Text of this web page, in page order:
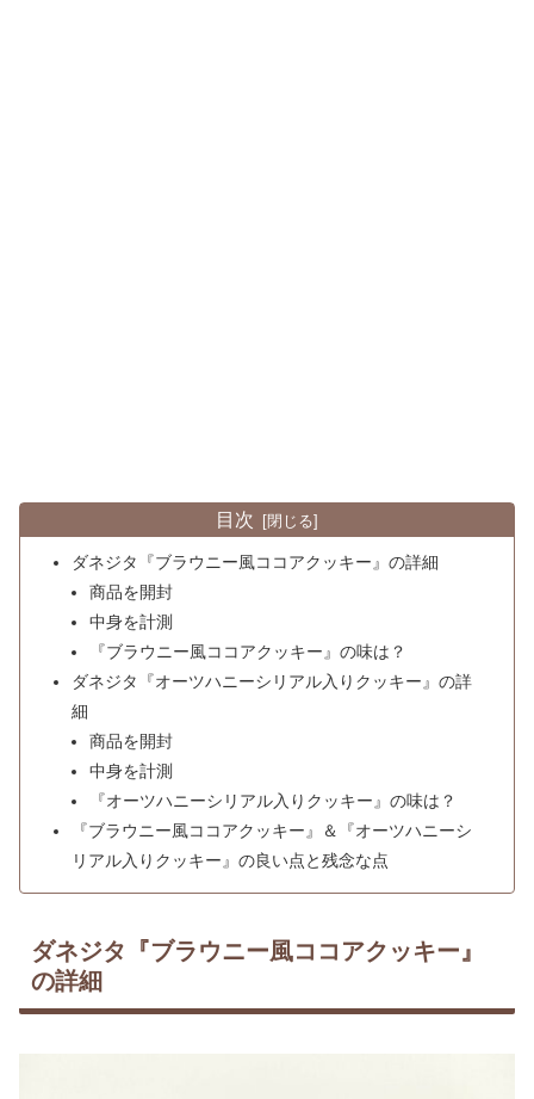
目次
ダネジタ『ブラウニー風ココアクッキー』の詳細
商品を開封
中身を計測
『ブラウニー風ココアクッキー』の味は？
ダネジタ『オーツハニーシリアル入りクッキー』の詳
細
商品を開封
中身を計測
『オーツハニーシリアル入りクッキー』の味は？
『ブラウニー風ココアクッキー』＆『オーツハニーシ
リアル入りクッキー』の良い点と残念な点
ダネジタ『ブラウニー風ココアクッキー』
の詳細